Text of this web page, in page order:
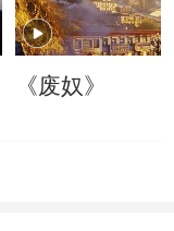
《废奴》